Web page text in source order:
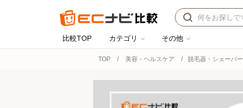
比較TOP カテゴリ その他
TOP 美容・ヘルスケア 脱毛器・シェーバー